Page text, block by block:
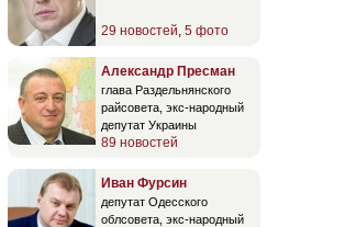
29 новостей, 5 фото
Александр Пресман
глава Раздельнянского
райсовета, экс-народный
депутат Украины
89 новостей
Иван Фурсин
депутат Одесского
облсовета, экс-народный